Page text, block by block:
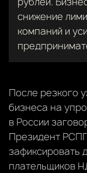
снижение
компаний и
После резкого
бизнеса на
в России
Президент
зафиксировать
плательщиков